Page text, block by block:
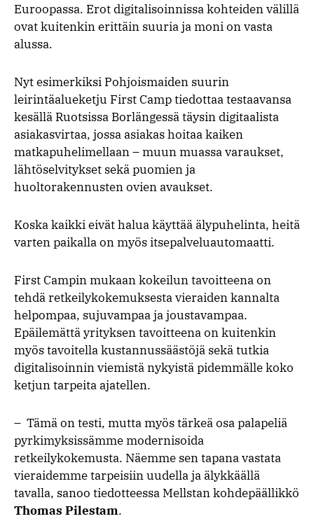
Euroopassa. Erot digitalisoinnissa kohteiden välillä
ovat kuitenkin erittäin suuria ja moni on vasta
alussa.
Nyt esimerkiksi Pohjoismaiden suurin
leirintäalueketju First Camp tiedottaa testaavansa
kesällä Ruotsissa Borlängessä täysin digitaalista
asiakasvirtaa, jossa asiakas hoitaa kaiken
matkapuhelimellaan – muun muassa varaukset,
lähtöselvitykset sekä puomien ja
huoltorakennusten ovien avaukset.
Koska kaikki eivät halua käyttää älypuhelinta, heitä
varten paikalla on myös itsepalveluautomaatti.
First Campin mukaan kokeilun tavoitteena on
tehdä retkeilykokemuksesta vieraiden kannalta
helpompaa, sujuvampaa ja joustavampaa.
Epäilemättä yrityksen tavoitteena on kuitenkin
myös tavoitella kustannussäästöjä sekä tutkia
digitalisoinnin viemistä nykyistä pidemmälle koko
ketjun tarpeita ajatellen.
– Tämä on testi, mutta myös tärkeä osa palapeliä
pyrkimyksissämme modernisoida
retkeilykokemusta. Näemme sen tapana vastata
vieraidemme tarpeisiin uudella ja älykkäällä
tavalla, sanoo tiedotteessa Mellstan kohdepäällikkö
Thomas Pilestam.